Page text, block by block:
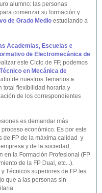
alumno: las personas
comenzar su formación y
de Grado Medio estudiando a
Academias, Escuelas e
de Electromecánica de
este Ciclo de FP, podemos
Técnico en Mecánica de
de nuestros Temarios a
total flexibilidad horaria y
de los correspondientes
es demandar más
económico. Es por este
de FP de la máxima calidad y
y de la sociedad,
en la Formación Profesional (FP
de la FP Dual, etc...).
Técnicos superiores de FP les
que a las personas sin